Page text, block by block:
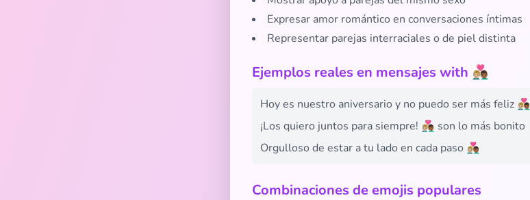
Expresar amor romántico en conversaciones íntimas
Representar parejas interraciales o de piel distinta
Ejemplos reales en mensajes with 👨🏼‍❤️‍👨🏾
Hoy es nuestro aniversario y no puedo ser más feliz 👨🏼‍❤️‍👨🏾
¡Los quiero juntos para siempre! 👨🏼‍❤️‍👨🏾 son lo más bonito
Orgulloso de estar a tu lado en cada paso 👨🏼‍❤️‍👨🏾
Combinaciones de emojis populares